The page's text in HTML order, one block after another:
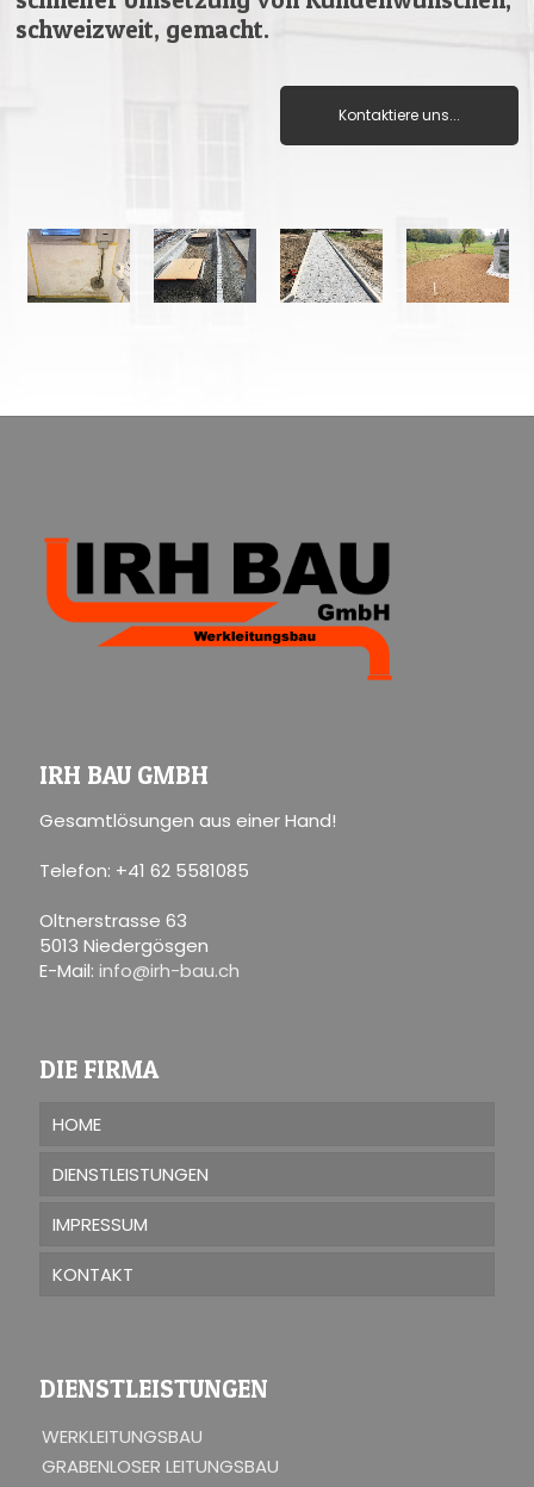
schweizweit, gemacht.
Kontaktiere uns...
IRH BAU GMBH
Gesamtlösungen aus einer Hand!
Telefon: +41 62 5581085
Oltnerstrasse 63
5013 Niedergösgen
E-Mail: info@irh-bau.ch
DIE FIRMA
HOME
DIENSTLEISTUNGEN
IMPRESSUM
KONTAKT
DIENSTLEISTUNGEN
WERKLEITUNGSBAU
GRABENLOSER LEITUNGSBAU